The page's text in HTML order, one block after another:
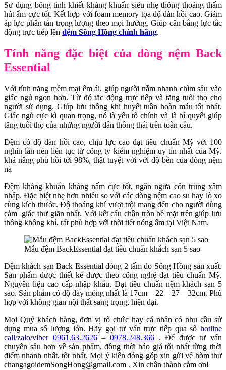
Sử dụng bông tinh khiết kháng khuẩn siêu nhẹ thông thoáng thấm
hút ẩm cực tốt. Kết hợp với foam memory tọa độ đàn hồi cao. Giảm
áp lực phân tán trọng lượng theo mọi hướng. Giúp cân bằng lực tắc
động trực tiếp lên đệm Sông Hồng chính hãng.
Tính năng đặc biệt của dòng nệm Back
Essential
Với tính năng mềm mại êm ái, giúp người nằm nhanh chìm sâu vào
giấc ngủ ngon hơn. Từ đó tắc động trực tiếp và tăng tuổi thọ cho
người sử dụng. Giúp lưu thông khi huyết tuần hoàn máu tốt nhất.
Giấc ngủ cực kì quan trọng, nó là yếu tố chính và là bí quyết giúp
tăng tuổi thọ của những người dân thông thái trên toàn cầu.
Đệm có độ đàn hồi cao, chịu lực cao đạt tiêu chuẩn Mỹ với 100
nghìn lần nén liên tục từ công ty kiểm nghiệm uy tín nhất của Mỹ.
khả nâng phù hồi tới 98%, thật tuyệt vời với độ bền của dòng nệm
nà
Đệm kháng khuẩn kháng nấm cực tốt, ngăn ngừa côn trùng xâm
nhập. Đặc biệt nhẹ hơn nhiều so với các dòng nệm cao su hay lò xo
cùng kích thước. Độ thoáng khí vượt trội mang đến cho người dùng
cảm giác thư giãn nhất. Với kết cấu chần tròn bề mặt trên giúp lưu
thông không khí, rất phù hợp với thời tiết nóng ẩm tại Việt Nam.
Mẫu đệm BackEssential đạt tiêu chuẩn khách sạn 5 sao
Đệm khách sạn Back Essential dòng 2 tấm do Sông Hồng sản xuất.
Sản phẩm được thiết kế được theo công nghệ đạt tiêu chuẩn Mỹ.
Nguyên liệu cao cấp nhập khẩu. Đạt tiêu chuẩn nệm khách sạn 5
sao. Sản phẩm có độ dày mỏng nhất là 17cm – 22 – 27 – 32cm. Phù
hợp với không gian nội thất sang trọng, hiện đại.
Mọi Quý khách hàng, đơn vị tổ chức hay cá nhân có nhu cầu sử
dụng mua số lượng lớn. Hãy gọi tư vấn trực tiếp qua số hotline
call/zalo/viber 0961.63.2626– 0978.248.366. Để được tư vấn
chuyên sâu hơn về sản phẩm, đồng thời báo giá tốt nhất từng thời
điểm nhanh nhất, tốt nhất. Mọi ý kiến đóng góp xin gửi về hòm thư
changagoidemSongHong@gmail.com . Xin chân thành cảm ơn!